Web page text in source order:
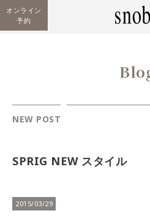
オンライン
予約
NEW POST
SPRIG NEW スタイル
2015/03/29